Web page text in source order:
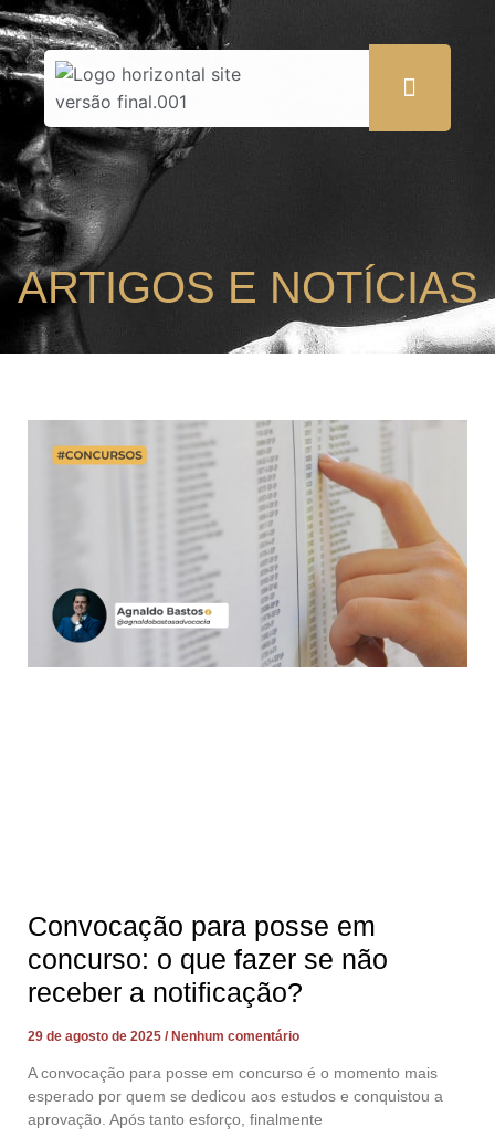
ARTIGOS E NOTÍCIAS
Convocação para posse em
concurso: o que fazer se não
receber a notificação?
29 de agosto de 2025 Nenhum comentário
A convocação para posse em concurso é o momento mais
esperado por quem se dedicou aos estudos e conquistou a
aprovação. Após tanto esforço, finalmente